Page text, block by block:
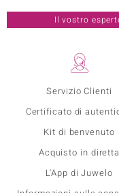
Servizio Clienti
Certificato di
Kit di benvenuto
Acquisto in diretta
L'App di Juwelo
Il vostro